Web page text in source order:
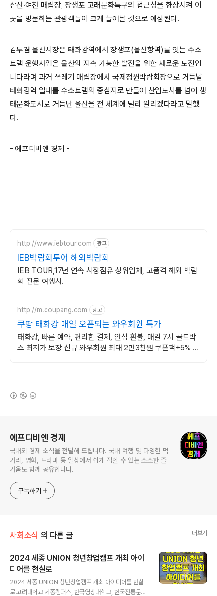
삼산·여천 매립장, 장생포 고래문화특구의 접근성을 향상시켜 이
곳을 방문하는 관광객들이 크게 늘어날 것으로 예상된다.
김두겸 울산시장은 태화강역에서 장생포(울산항역)를 잇는 수소
트램 운행사업은 울산의 지속 가능한 발전을 위한 새로운 도전입
니다라며 과거 쓰레기 매립장에서 국제정원박람회장으로 거듭날
태화강역 일대를 수소트램의 중심지로 만들어 산업도시를 넘어 생
태문화도시로 거듭난 울산을 전 세계에 널리 알리겠다라고 말했
다.
- 에프디비엔 경제 -
http://www.iebtour.com 광고
IEB박람회투어 해외박람회
IEB TOUR,17년 연속 시장점유 상위업체, 고품격 해외 박람
회 전문 여행사.
http://m.coupang.com 광고
쿠팡 태화강 매일 오픈되는 와우회원 특가
태화강, 빠른 예약, 편리한 결제, 안심 환불, 매일 7시 골드박
스 최저가 보장 신규 와우회원 최대 2만3천원 쿠폰팩+5% 추
에프디비엔 경제
국내외 경제 소식을 전달해 드립니다. 국내 여행 및 다양한 먹
거리, 영화, 드라마 등 일상에서 쉽게 접할 수 있는 소소한 즐
거움도 함께 공유합니다.
구독하기
사회소식 의 다른 글 더보기
2024 세종 UNION 청년창업캠프 개최 아이
디어를 현실로
2024 세종 UNION 청년창업캠프 개최 아이디어를 현실
로 고려대학교 세종캠퍼스, 한국영상대학교, 한국전통문화